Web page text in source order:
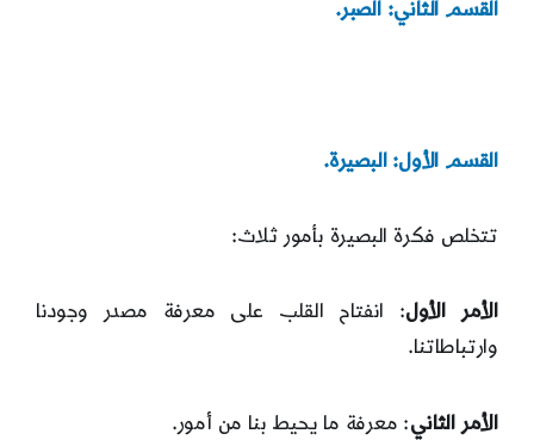
القسم الثاني: الصبر.
القسم الأول: البصيرة.
تتخلص فكرة البصيرة بأمور ثلاث:
الأمر الأول: انفتاح القلب على معرفة مصدر وجودنا
وارتباطاتنا.
الأمر الثاني: معرفة ما يحيط بنا من أمور.